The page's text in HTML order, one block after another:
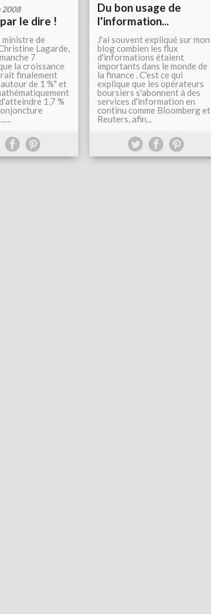
Du bon usage de
l'information...
J'ai souvent expliqué sur mon
blog combien les flux
d'informations étaient
importants dans le monde de
la finance . C'est ce qui
explique que les opérateurs
boursiers s'abonnent à des
services d'information en
continu comme Bloomberg et
Reuters, afin...
2008
le dire !
ministre de
Lagarde,
7
la croissance
finalement
de 1 %" et
1,7 %